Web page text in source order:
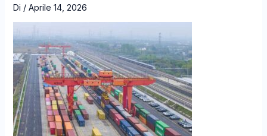
Di / Aprile 14, 2026